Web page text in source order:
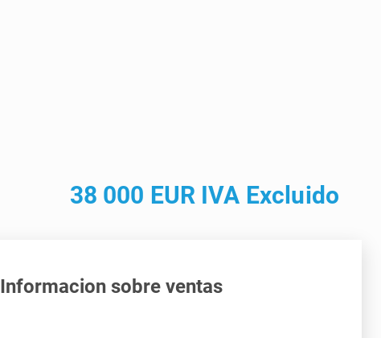
38 000 EUR IVA Excluido
Informacion sobre ventas